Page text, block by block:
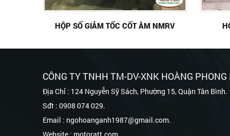
HỘP SỐ GIẢM TỐC CỐT ÂM NMRV
CÔNG TY TNHH TM-DV-XNK HOÀNG
Địa Chỉ : 124 Nguyễn Sỹ Sách, Phường 15, Quận Tân Bình.
Sđt : 0908 074 029.
Email : ngohoanganh1987@gmail.com.